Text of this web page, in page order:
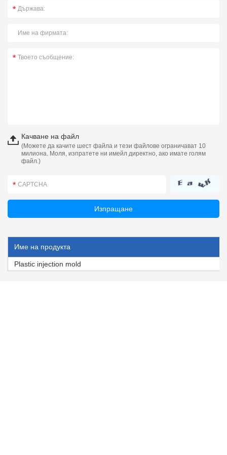
Качване на файл
(Можете да качите шест файла и тези файлове ограничават 10
милиона. Моля, изпратете ни имейл директно, ако имате голям
файл.)
Име на продукта
Plastic injection mold